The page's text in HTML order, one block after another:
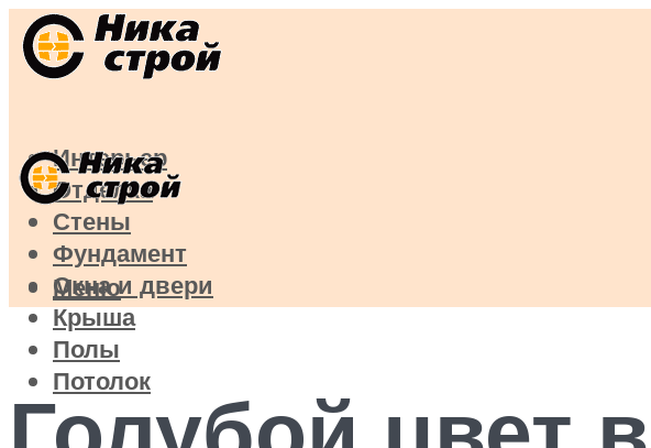
Интерьер
Отделка
Стены
Фундамент
Окна и двери
Крыша
Полы
Потолок
Меню